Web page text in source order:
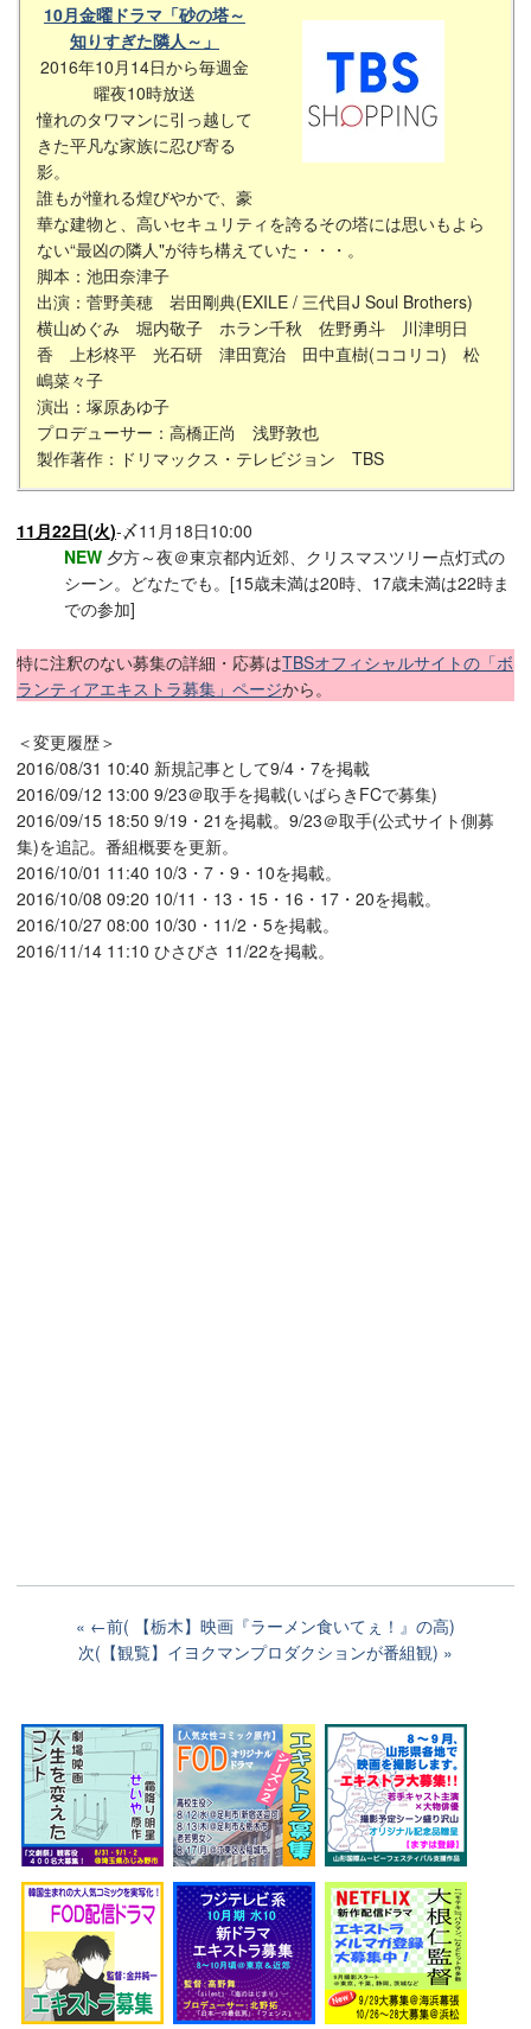
10月金曜ドラマ「砂の塔～
知りすぎた隣人～」
2016年10月14日から毎週金
曜夜10時放送
憧れのタワマンに引っ越して
きた平凡な家族に忍び寄る
影。
誰もが憧れる煌びやかで、豪
華な建物と、高いセキュリティを誇るその塔には思いもよら
ない“最凶の隣人"が待ち構えていた・・・。
脚本：池田奈津子
出演：菅野美穂 岩田剛典(EXILE / 三代目J Soul Brothers)
横山めぐみ 堀内敬子 ホラン千秋 佐野勇斗 川津明日
香 上杉柊平 光石研 津田寛治 田中直樹(ココリコ) 松
嶋菜々子
演出：塚原あゆ子
プロデューサー：高橋正尚 浅野敦也
製作著作：ドリマックス・テレビジョン TBS
11月22日(火)-〆11月18日10:00
NEW 夕方～夜＠東京都内近郊、クリスマスツリー点灯式の
シーン。どなたでも。[15歳未満は20時、17歳未満は22時ま
での参加]
特に注釈のない募集の詳細・応募はTBSオフィシャルサイトの「ボ
ランティアエキストラ募集」ページから。
＜変更履歴＞
2016/08/31 10:40 新規記事として9/4・7を掲載
2016/09/12 13:00 9/23＠取手を掲載(いばらきFCで募集)
2016/09/15 18:50 9/19・21を掲載。9/23＠取手(公式サイト側募
集)を追記。番組概要を更新。
2016/10/01 11:40 10/3・7・9・10を掲載。
2016/10/08 09:20 10/11・13・15・16・17・20を掲載。
2016/10/27 08:00 10/30・11/2・5を掲載。
2016/11/14 11:10 ひさびさ 11/22を掲載。
←前( 【栃木】映画『ラーメン食いてぇ！』の高)
次(【観覧】イヨクマンプロダクションが番組観)